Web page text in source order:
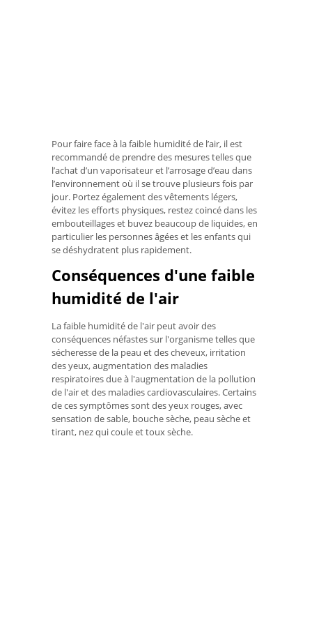
Pour faire face à la faible humidité de l’air, il est
recommandé de prendre des mesures telles que
l’achat d’un vaporisateur et l’arrosage d’eau dans
l’environnement où il se trouve plusieurs fois par
jour. Portez également des vêtements légers,
évitez les efforts physiques, restez coincé dans les
embouteillages et buvez beaucoup de liquides, en
particulier les personnes âgées et les enfants qui
se déshydratent plus rapidement.
Conséquences d'une faible
humidité de l'air
La faible humidité de l'air peut avoir des
conséquences néfastes sur l'organisme telles que
sécheresse de la peau et des cheveux, irritation
des yeux, augmentation des maladies
respiratoires due à l'augmentation de la pollution
de l'air et des maladies cardiovasculaires. Certains
de ces symptômes sont des yeux rouges, avec
sensation de sable, bouche sèche, peau sèche et
tirant, nez qui coule et toux sèche.